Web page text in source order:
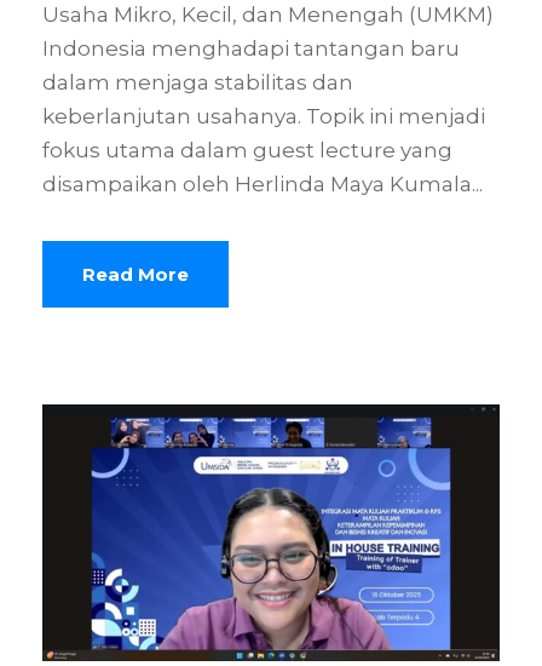
Usaha Mikro, Kecil, dan Menengah (UMKM)
Indonesia menghadapi tantangan baru
dalam menjaga stabilitas dan
keberlanjutan usahanya. Topik ini menjadi
fokus utama dalam guest lecture yang
disampaikan oleh Herlinda Maya Kumala...
Read More